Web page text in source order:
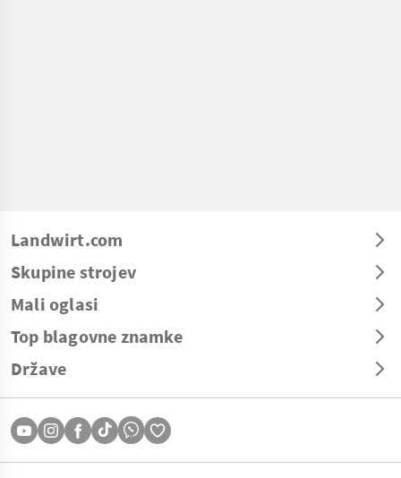
Landwirt.com
Skupine strojev
Mali oglasi
Top blagovne znamke
Države